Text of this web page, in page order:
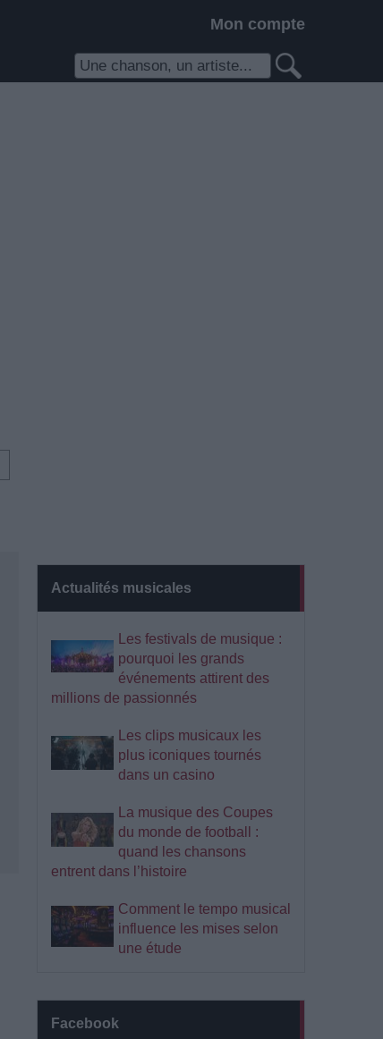
Mon compte
Actualités musicales
Les festivals de musique :
pourquoi les grands
événements attirent des
millions de passionnés
Les clips musicaux les
plus iconiques tournés
dans un casino
La musique des Coupes
du monde de football :
quand les chansons
entrent dans l’histoire
Comment le tempo musical
influence les mises selon
une étude
Facebook